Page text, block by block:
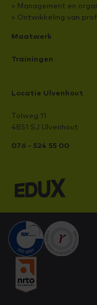
> Management en
> Ontwikkeling van
Maatwerk
Trainingen
Locatie Ulvenhout
Tolweg 11
4851 SJ Ulvenhout
076 - 524 55 00